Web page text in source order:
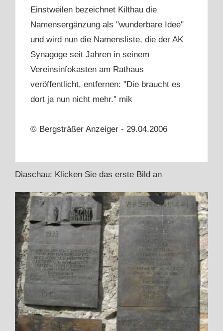
Einstweilen bezeichnet Kilthau die
Namensergänzung als "wunderbare Idee"
und wird nun die Namensliste, die der AK
Synagoge seit Jahren in seinem
Vereinsinfokasten am Rathaus
veröffentlicht, entfernen: "Die braucht es
dort ja nun nicht mehr." mik
© Bergsträßer Anzeiger - 29.04.2006
Diaschau: Klicken Sie das erste Bild an